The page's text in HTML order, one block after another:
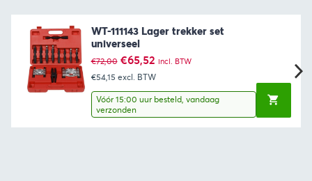
WT-111143 Lager trekker set
universeel
€72,00 Oorspronkelijke
prijs
was:
€72,00.
€65,52Huidige
prijs
is:
€65,52.
incl. BTW
€54,15 excl. BTW
Vóór 15:00 uur besteld, vandaag
verzonden